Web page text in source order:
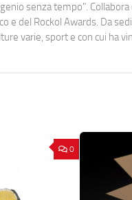
senza tempo". Collabora
e del Rockol Awards. Da
varie, sport e con cui ha
0